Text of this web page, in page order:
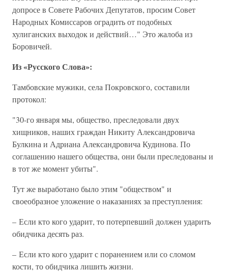
допросе в Совете Рабочих Депутатов, просим Совет
Народных Комиссаров оградить от подобных
хулиганских выходок и действий…" Это жалоба из
Боровичей.
Из «Русского Слова»:
Тамбовские мужики, села Покровского, составили
протокол:
"30-го января мы, общество, преследовали двух
хищников, наших граждан Никиту Александровича
Булкина и Адриана Александровича Кудинова. По
соглашению нашего общества, они были преследованы и
в тот же момент убиты".
Тут же выработано было этим "обществом" и
своеобразное уложение о наказаниях за преступления:
– Если кто кого ударит, то потерпевший должен ударить
обидчика десять раз.
– Если кто кого ударит с поранением или со сломом
кости, то обидчика лишить жизни.